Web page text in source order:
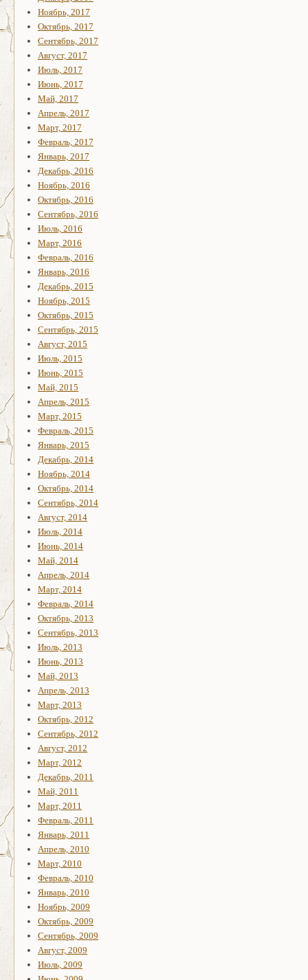
Ноябрь, 2017
Октябрь, 2017
Сентябрь, 2017
Август, 2017
Июль, 2017
Июнь, 2017
Май, 2017
Апрель, 2017
Март, 2017
Февраль, 2017
Январь, 2017
Декабрь, 2016
Ноябрь, 2016
Октябрь, 2016
Сентябрь, 2016
Июль, 2016
Март, 2016
Февраль, 2016
Январь, 2016
Декабрь, 2015
Ноябрь, 2015
Октябрь, 2015
Сентябрь, 2015
Август, 2015
Июль, 2015
Июнь, 2015
Май, 2015
Апрель, 2015
Март, 2015
Февраль, 2015
Январь, 2015
Декабрь, 2014
Ноябрь, 2014
Октябрь, 2014
Сентябрь, 2014
Август, 2014
Июль, 2014
Июнь, 2014
Май, 2014
Апрель, 2014
Март, 2014
Февраль, 2014
Октябрь, 2013
Сентябрь, 2013
Июль, 2013
Июнь, 2013
Май, 2013
Апрель, 2013
Март, 2013
Октябрь, 2012
Сентябрь, 2012
Август, 2012
Март, 2012
Декабрь, 2011
Май, 2011
Март, 2011
Февраль, 2011
Январь, 2011
Апрель, 2010
Март, 2010
Февраль, 2010
Январь, 2010
Ноябрь, 2009
Октябрь, 2009
Сентябрь, 2009
Август, 2009
Июль, 2009